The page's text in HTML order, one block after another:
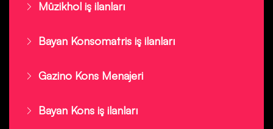
Müzikhol iş ilanları
Bayan Konsomatris iş ilanları
Gazino Kons Menajeri
Bayan Kons iş ilanları